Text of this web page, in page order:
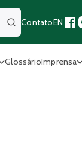
BuscarContatoEN
GlossárioImprensa